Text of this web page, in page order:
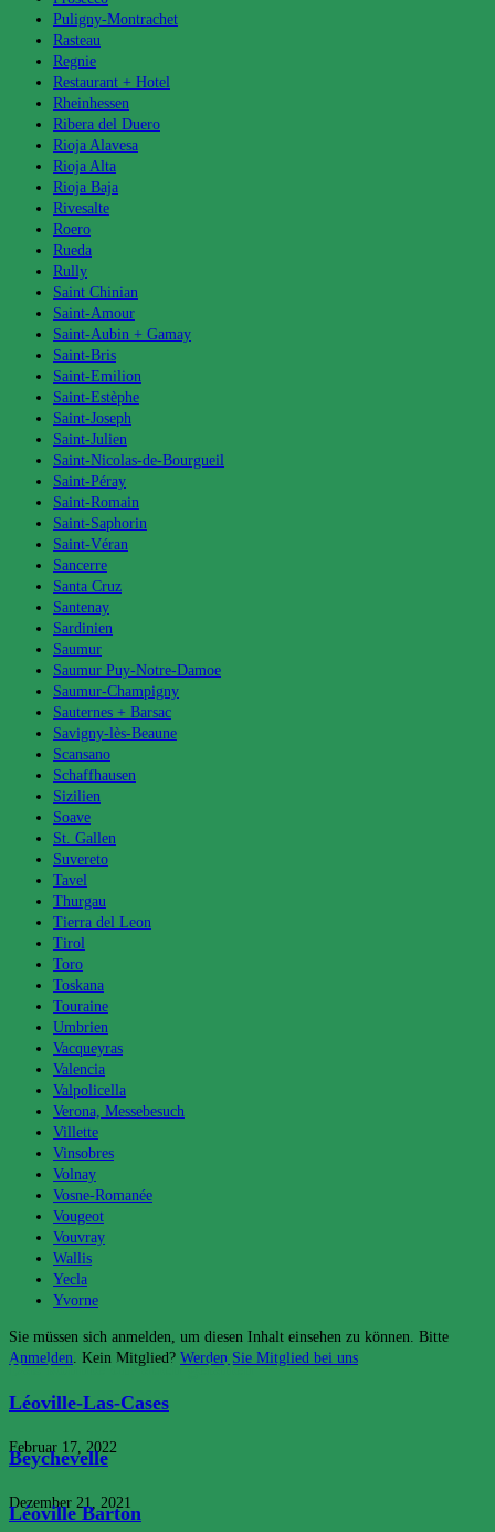
Puligny-Montrachet
Rasteau
Regnie
Restaurant + Hotel
Rheinhessen
Ribera del Duero
Rioja Alavesa
Rioja Alta
Rioja Baja
Rivesalte
Roero
Rueda
Rully
Saint Chinian
Saint-Amour
Saint-Aubin + Gamay
Saint-Bris
Saint-Emilion
Saint-Estèphe
Saint-Joseph
Saint-Julien
Saint-Nicolas-de-Bourgueil
Saint-Péray
Saint-Romain
Saint-Saphorin
Saint-Véran
Sancerre
Santa Cruz
Santenay
Sardinien
Saumur
Saumur Puy-Notre-Damoe
Saumur-Champigny
Sauternes + Barsac
Savigny-lès-Beaune
Scansano
Schaffhausen
Sizilien
Soave
St. Gallen
Suvereto
Tavel
Thurgau
Tierra del Leon
Tirol
Toro
Toskana
Touraine
Umbrien
Vacqueyras
Valencia
Valpolicella
Verona, Messebesuch
Villette
Vinsobres
Volnay
Vosne-Romanée
Vougeot
Vouvray
Wallis
Yecla
Yvorne
Sie müssen sich anmelden, um diesen Inhalt einsehen zu können. Bitte
Anmelden. Kein Mitglied? Werden Sie Mitglied bei uns
Das könnte dir auch gefallen
Léoville-Las-Cases
Februar 17, 2022
Beychevelle
Dezember 21, 2021
Léoville Barton